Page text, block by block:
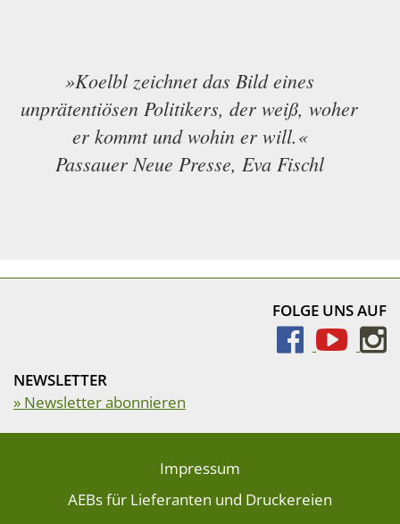
»Koelbl zeichnet das Bild eines
unprätentiösen Politikers, der weiß, woher
er kommt und wohin er will.«
Passauer Neue Presse, Eva Fischl
FOLGE UNS AUF
NEWSLETTER
» Newsletter abonnieren
Impressum
AEBs für Lieferanten und Druckereien